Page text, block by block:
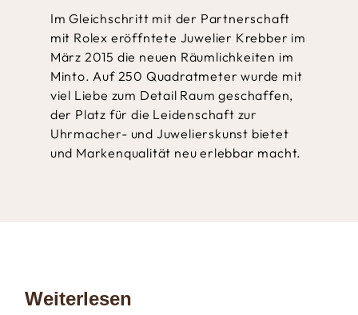
Im Gleichschritt mit der Partnerschaft
mit Rolex eröffntete Juwelier Krebber im
März 2015 die neuen Räumlichkeiten im
Minto. Auf 250 Quadratmeter wurde mit
viel Liebe zum Detail Raum geschaffen,
der Platz für die Leidenschaft zur
Uhrmacher- und Juwelierskunst bietet
und Markenqualität neu erlebbar macht.
Weiterlesen